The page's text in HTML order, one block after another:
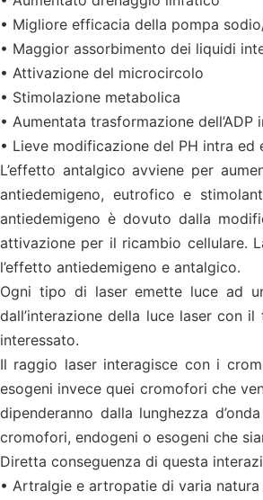
• Migliore efficacia della pompa
• Maggior assorbimento dei liquidi
• Attivazione del microcircolo
• Stimolazione metabolica
• Aumentata trasformazione
• Lieve modificazione del PH intra ed
L’effetto antalgico avviene per
antiedemigeno, eutrofico e
antiedemigeno è dovuto dalla
attivazione per il ricambio cellulare.
l’effetto antiedemigeno e antalgico.
Ogni tipo di laser emette luce ad
dall’interazione della luce laser con
interessato.
Il raggio laser interagisce con i
esogeni invece quei cromofori che
dipenderanno dalla lunghezza
cromofori, endogeni o esogeni che
Diretta conseguenza di questa
• Artralgie e artropatie di varia